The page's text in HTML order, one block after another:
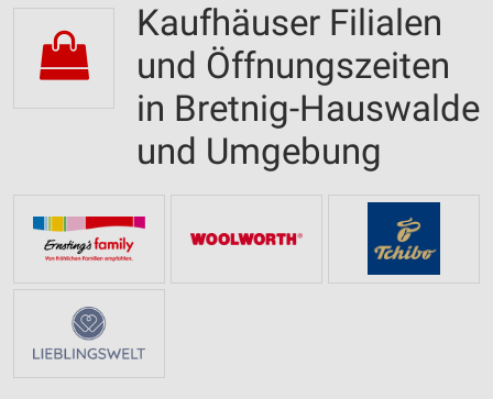
Kaufhäuser Filialen
und Öffnungszeiten
in Bretnig-Hauswalde
und Umgebung